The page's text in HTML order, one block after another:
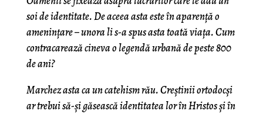
soi de identitate. De aceea asta este în aparență o
amenințare – unora li s-a spus asta toată viața. Cum
contracarează cineva o legendă urbană de peste 800
de ani?
Marchez asta ca un catehism rău. Creștinii ortodocși
ar trebui să-și găsească identitatea lor în Hristos și în